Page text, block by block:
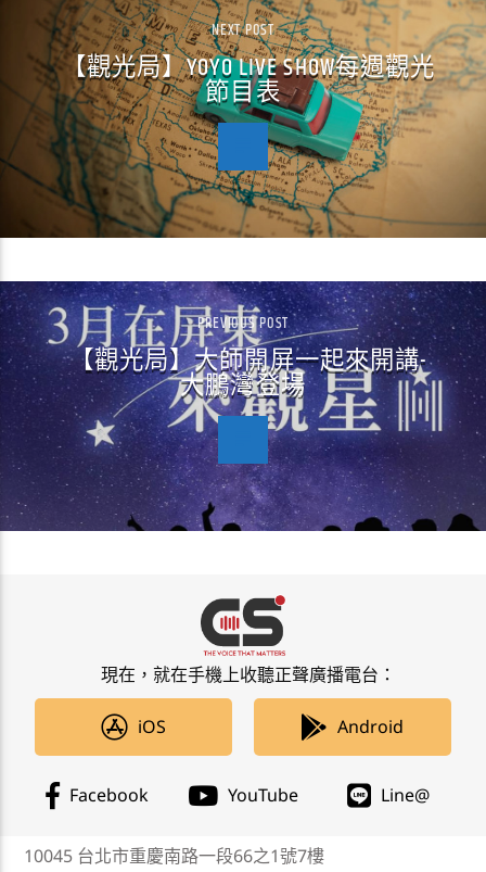
NEXT POST
【觀光局】YOYO LIVE SHOW每週觀光
節目表
PREVIOUS POST
【觀光局】大師開屏一起來開講-
大鵬灣登場
現在，就在手機上收聽正聲廣播電台：
iOS Android
Facebook YouTube Line@
10045 台北市重慶南路一段66之1號7樓